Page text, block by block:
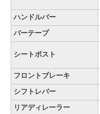
ハンドルバー
バーテープ
シートポスト
フロントブレーキ
シフトレバー
リアディレーラー